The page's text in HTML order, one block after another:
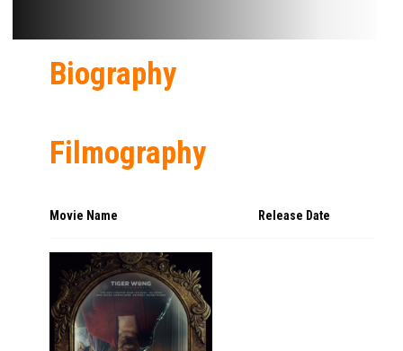
Biography
Filmography
Movie Name Release Date